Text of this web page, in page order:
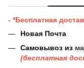
- *Бесплатная
Новая Почта
Самовывоз из
(бесплатная